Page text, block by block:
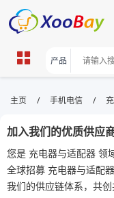
充电器与适配
Marketplace
充电器,适配器,快
器与适配器,
本页聚焦充电器与适配器
升搜索排名。
主页 / 手机电信 /
加入我们的优质供应
您是 充电器与适配器 领
全球招募 充电器与适配
我们的供应链体系，共创